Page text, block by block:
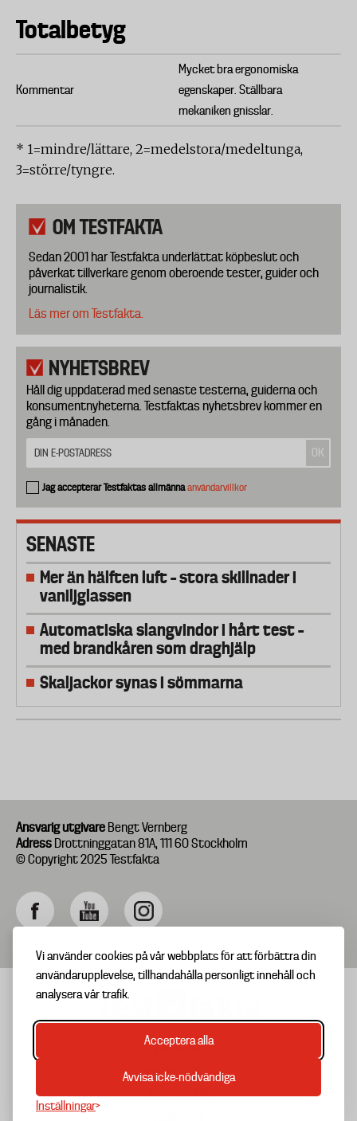
Vi använder cookies på vår webbplats för att förbättra din
användarupplevelse, tillhandahålla personligt innehåll och
analysera vår trafik.
Acceptera alla
Avvisa icke-nödvändiga
Inställningar
Totalbetyg
Kommentar
Mycket bra ergonomiska
egenskaper. Ställbara
mekaniken gnisslar.
* 1=mindre/lättare, 2=medelstora/medeltunga,
3=större/tyngre.
OM TESTFAKTA
Sedan 2001 har Testfakta underlättat köpbeslut och
påverkat tillverkare genom oberoende tester, guider och
journalistik.
Läs mer om Testfakta.
NYHETSBREV
Håll dig uppdaterad med senaste testerna, guiderna och
konsumentnyheterna. Testfaktas nyhetsbrev kommer en
gång i månaden.
Jag accepterar Testfaktas allmännaanvändarvillkor
SENASTE
Mer än hälften luft – stora skillnader i
vaniljglassen
Automatiska slangvindor i hårt test –
med brandkåren som draghjälp
Skaljackor synas i sömmarna
Ansvarig utgivare Bengt Vernberg
Adress Drottninggatan 81A, 111 60 Stockholm
© Copyright 2025 Testfakta
Footer
menu
TIPSA OSS
OM TESTFAKTA
NYHETSBREV